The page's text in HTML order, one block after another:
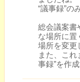
“議事録”の
総会議案書
な場所に置
場所を変更
また、これ
事録”を作